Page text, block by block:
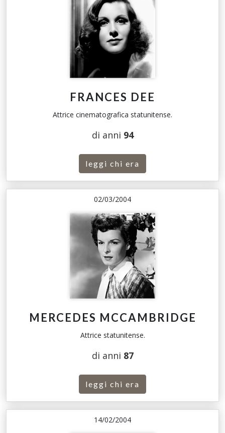
FRANCES DEE
Attrice cinematografica statunitense.
di anni 94
leggi chi era
02/03/2004
MERCEDES MCCAMBRIDGE
Attrice statunitense.
di anni 87
leggi chi era
14/02/2004